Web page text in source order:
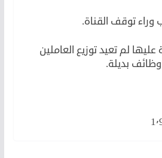
توقف القناة.
عليها لم تعيد توزيع العاملين
بديلة.